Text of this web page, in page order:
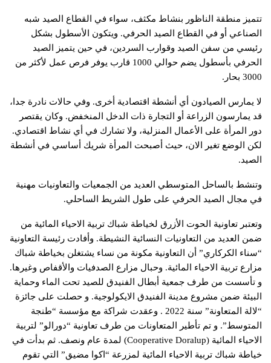
تتميز منطقة الناظور بنشاط مكثف، سواء في القطاع الصيد شبه
الصناعي أو في القطاع الصيد الحرفي. ويتكون الأسطول بشكل
رئيسي من سفن الصيد وقوارب السردين، في حين يتميز الصيد
الحرفي بأسطول يضم حوالي 1000 قارب يوفر فرص عمل لأكثر من
3000 بحار.
لا يمارس الصيادون أي أنشطة اقتصادية أخرى. وفي حالات نادرة جدا،
قد يمارسون الزراعة أو التجارة ذات الدخل المنخفض. وكان يقتصر
دور المرأة على الأعمال المنزلية، ولا تشارك في أي نشاط اقتصادي.
لكن الوضع تغير الان، حيث أصبحت المرأة شريك أساسي في أنشطة
الصيد.
وتنشط بالساحل المتوسطي العديد من الجمعيات والتعاونيات مهنية
في مجال الصيد الحرفي على طول الشريط الساحلي.
وتعتبر تعاونية الحوت الأزرق لخياطة شباك تربية الاحياء المائية من
ضمن العديد من التعاونيات النسائية النشيطة. وأفادت رئيسة التعاونية
“سناء الكركاري” أن التعاونية مكونة من نساء يشتغلن بخياطة شباك
مزارع تربية الاحياء المائية. وحبال مزارع الصدفيات والأقفاص وغيرها.
و تأسست من طرف جمعية أبطال الفنيدق للصيد تحت الماء وحماية
البيئة ضمن مشروع مدينة الفنيدق الايكولوجية. و حصلت على جائزة
“لالة المتعاونة” سنة 2022 . وعقدت شراكة مع مؤسسة “طنجة
المتوسط”. و تم تأطير المتعاونات من طرف تعاونية “دورالو” لتربية
الاحياء المائية (Cooperative Doralup) لمدة عام ونصف. ثم بدأت في
خياطة شباك تربية الاحياء المائية لمزرعة “اكوا مضيق” التي تقوم